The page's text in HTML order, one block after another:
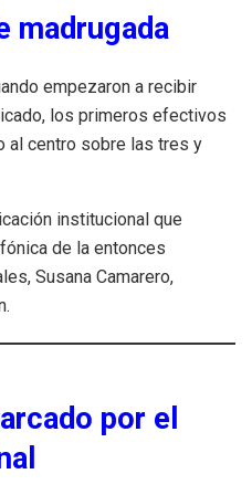
madrugada
empezaron a recibir
los primeros efectivos
al centro sobre las tres y
institucional que
de la entonces
Susana Camarero,
por el